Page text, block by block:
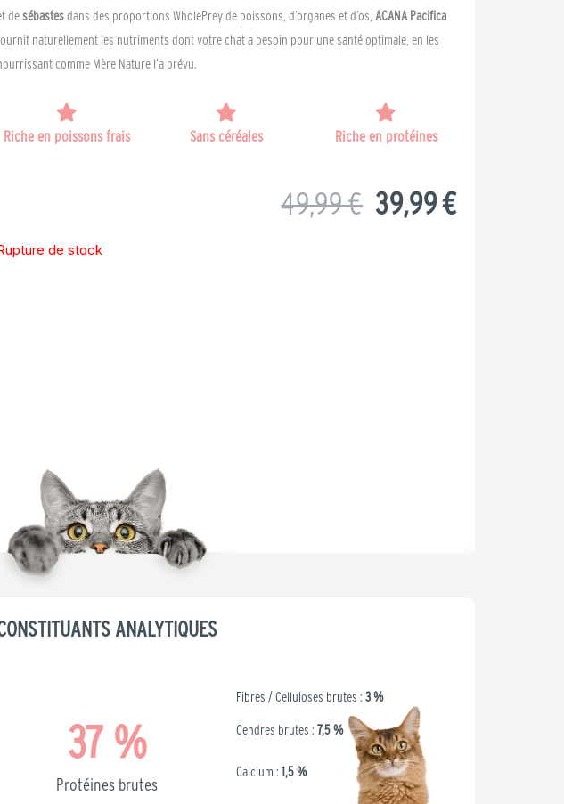
desébastesdans des proportions WholePrey de poissons, d’organes et d’os, ACANA Pacifica
naturellement les nutriments dont votre chat a besoin pour une santé optimale, en les
comme Mère Nature l’a prévu.
Riche en poissons frais Sans céréales Riche en protéines
49,99€ Le
39,99€Le
de stock
ANALYTIQUES
Protéines brutes
37 %
Fibres / Celluloses brutes : 3 %
Cendres brutes : 7,5 %
Calcium : 1,5 %